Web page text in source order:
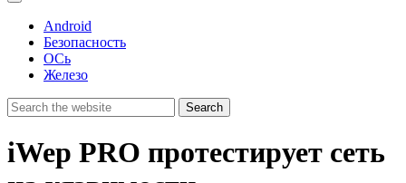
Android
Безопасность
ОСь
Железо
iWep PRO протестирует сеть